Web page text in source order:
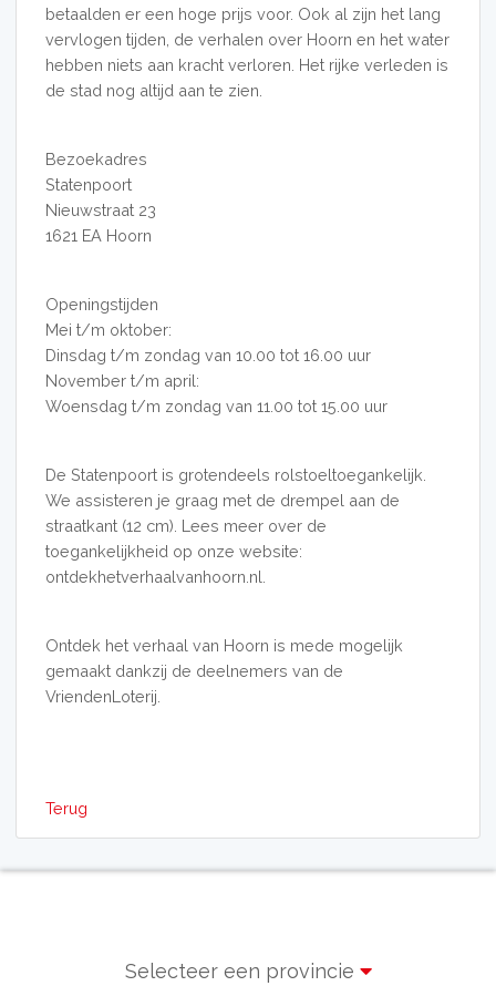
betaalden er een hoge prijs voor. Ook al zijn het lang
vervlogen tijden, de verhalen over Hoorn en het water
hebben niets aan kracht verloren. Het rijke verleden is
de stad nog altijd aan te zien.
Bezoekadres
Statenpoort
Nieuwstraat 23
1621 EA Hoorn
Openingstijden
Mei t/m oktober:
Dinsdag t/m zondag van 10.00 tot 16.00 uur
November t/m april:
Woensdag t/m zondag van 11.00 tot 15.00 uur
De Statenpoort is grotendeels rolstoeltoegankelijk.
We assisteren je graag met de drempel aan de
straatkant (12 cm). Lees meer over de
toegankelijkheid op onze website:
ontdekhetverhaalvanhoorn.nl.
Ontdek het verhaal van Hoorn is mede mogelijk
gemaakt dankzij de deelnemers van de
VriendenLoterij.
Terug
Selecteer een provincie